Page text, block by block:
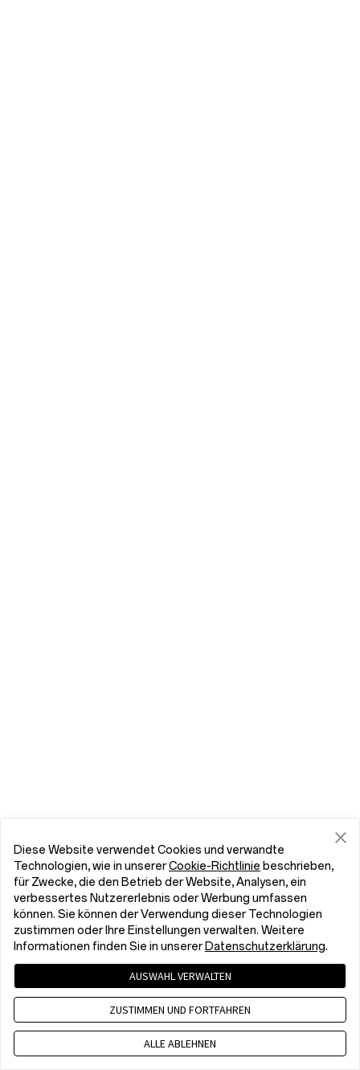
Diese Website verwendet Cookies und verwandte
Technologien, wie in unsererCookie-Richtlinie beschrieben,
für Zwecke, die den Betrieb der Website, Analysen, ein
verbessertes Nutzererlebnis oder Werbung umfassen
können. Sie können der Verwendung dieser Technologien
zustimmen oder Ihre Einstellungen verwalten. Weitere
Informationen finden Sie in unserer Datenschutzerklärung.
AUSWAHL VERWALTEN
ZUSTIMMEN UND FORTFAHREN
ALLE ABLEHNEN